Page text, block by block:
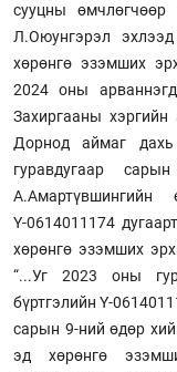
сууцны өмчлөгчөөр
Л.Оюунгэрэл
хөрөнгө эзэмших
2024 оны
Захиргааны
Дорнод аймаг
гуравдугаар
Ү-0614011174
хөрөнгө эзэмших
“...Уг 2023 оны
бүртгэлийн Ү-
сарын 9-ний өдөр
эд хөрөнгө